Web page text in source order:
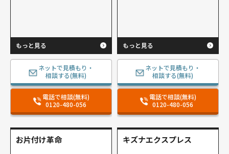
もっと見る
ネットで見積もり・
相談する(無料)
電話で相談(無料)
0120-480-056
もっと見る
ネットで見積もり・
相談する(無料)
電話で相談(無料)
0120-480-056
お片付け革命 キズナエクスプレス